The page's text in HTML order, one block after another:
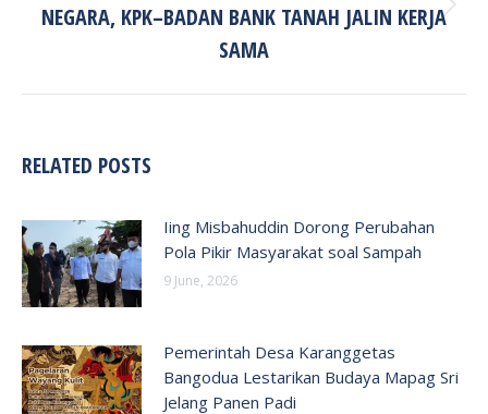
Next
post:
NEGARA, KPK–BADAN BANK TANAH JALIN KERJA
SAMA
RELATED POSTS
Iing Misbahuddin Dorong Perubahan
Pola Pikir Masyarakat soal Sampah
9 June, 2026
Pemerintah Desa Karanggetas
Bangodua Lestarikan Budaya Mapag Sri
Jelang Panen Padi